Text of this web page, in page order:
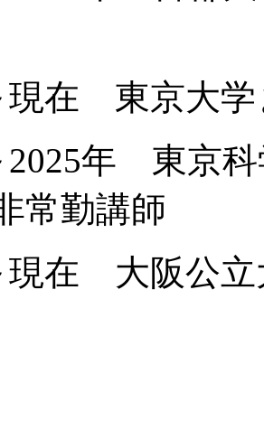
現在 東京大
2025年 東京
常勤講師
現在 大阪公立